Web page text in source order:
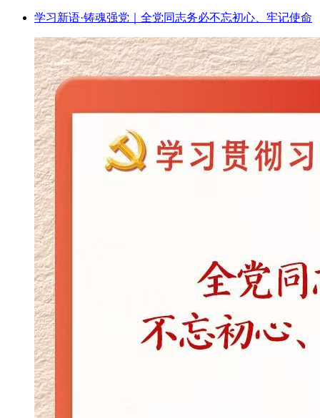
学习新语·铸魂强党｜全党同志务必不忘初心、牢记使命